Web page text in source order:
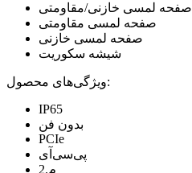
صفحه لمسی خازنی/مقاومتی
صفحه لمسی مقاومتی
صفحه لمسی خازنی
شیشه سکوریت
ویژگی‌های محصول:
IP65
بدون فن
PCIe
پی‌سی‌آی
م.2